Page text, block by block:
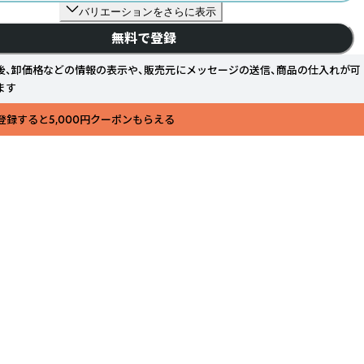
バリエーションをさらに表示
無料で登録
、卸価格などの情報の表示や、販売元にメッセージの送信、商品の仕入れが可
す
登録すると5,000円クーポンもらえる